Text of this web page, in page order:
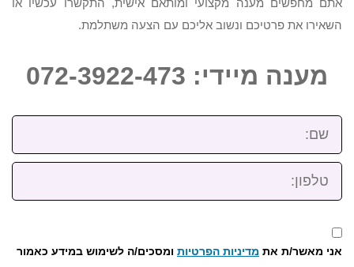
השאירו את פרטיכם ונשוב אליכם עם הצעה משתלמת.
מענה מיידי: 072-3922-473
שם:
טלפון:
אני מאשר/ת את מדיניות הפרטיות ומסכים/ה לשימוש במידע כאמור